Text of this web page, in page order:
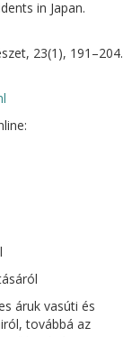
in Japan.
23(1), 191–204.
áruk vasúti és
továbbá az